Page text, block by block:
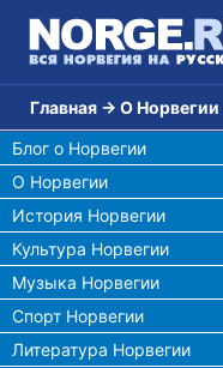
Главная → О Норвегии
Блог о Норвегии
О Норвегии
История Норвегии
Культура Норвегии
Музыка Норвегии
Спорт Норвегии
Литература Норвегии